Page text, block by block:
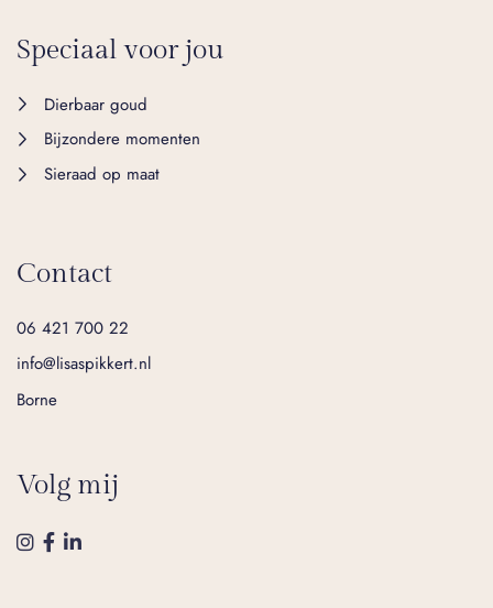
Speciaal voor jou
Dierbaar goud
Bijzondere momenten
Sieraad op maat
Contact
06 421 700 22
info@lisaspikkert.nl
Borne
Volg mij